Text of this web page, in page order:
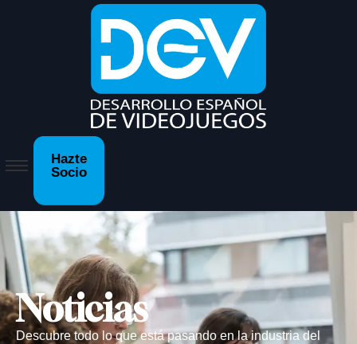
Hazte
Socio
Noticias
Descubre todo lo que está pasando en la industria del